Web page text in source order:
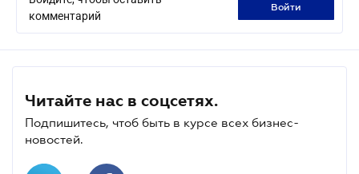
комментарий
войти
Читайте нас в соцсетях.
Подпишитесь, чтоб быть в курсе всех бизнес-
новостей.